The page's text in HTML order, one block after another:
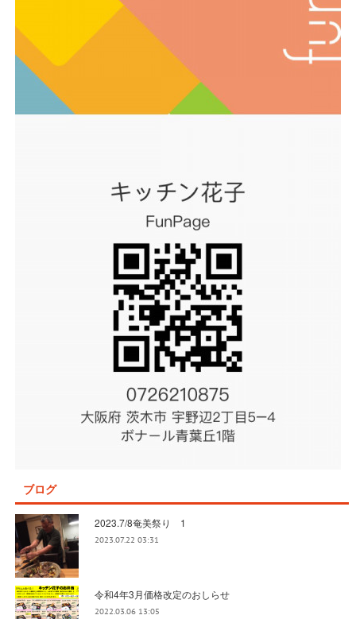
ブログ
2023.7/8奄美祭り 1
2023.07.22 03:31
令和4年3月価格改定のおしらせ
2022.03.06 13:05